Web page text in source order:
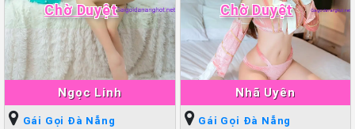
Ngọc Linh
Chờ Duyệt
Gái Gọi Đà Nẵng
Nhã Uyên
Chờ Duyệt
Gái Gọi Đà Nẵng